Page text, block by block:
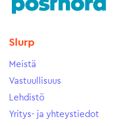
Slurp
Meistä
Vastuullisuus
Lehdistö
Yritys- ja yhteystiedot